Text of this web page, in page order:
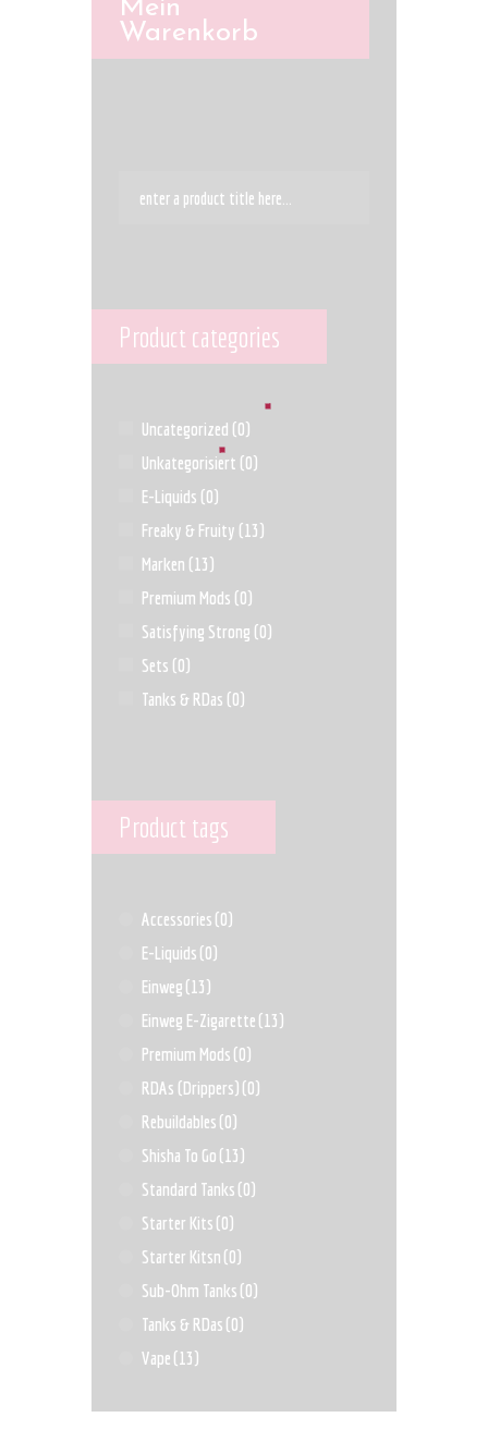
Mein
Warenkorb
Product categories
Uncategorized (0)
Unkategorisiert (0)
E-Liquids (0)
Freaky & Fruity (13)
Marken (13)
Premium Mods (0)
Satisfying Strong (0)
Sets (0)
Tanks & RDas (0)
Product tags
Accessories (0)
E-Liquids (0)
Einweg (13)
Einweg E-Zigarette (13)
Premium Mods (0)
RDAs (Drippers) (0)
Rebuildables (0)
Shisha To Go (13)
Standard Tanks (0)
Starter Kits (0)
Starter Kitsn (0)
Sub-Ohm Tanks (0)
Tanks & RDas (0)
Vape (13)